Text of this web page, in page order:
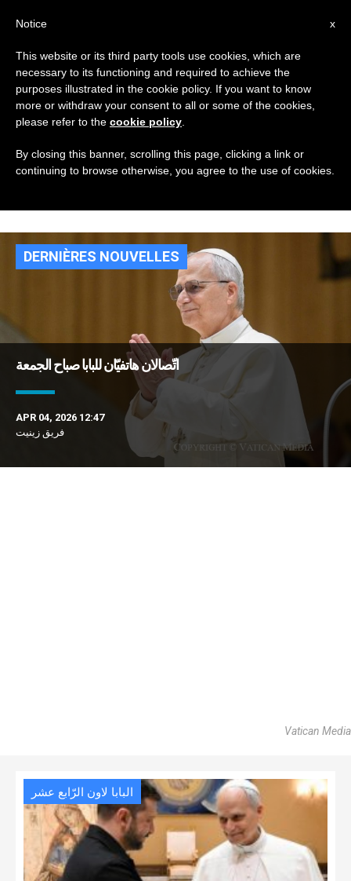
TAG
Posts Tagged ‘الرئيس
الأوكراني فولوديمير
زلنسكي’
DERNIÈRES NOUVELLES
اتّصالان هاتفيّان للبابا صباح الجمعة
APR 04, 2026 12:47
فريق زينيت
Vatican Media
البابا لاون الرّابع عشر
x
Notice
This website or its third party tools use cookies, which are
necessary to its functioning and required to achieve the
purposes illustrated in the cookie policy. If you want to know
more or withdraw your consent to all or some of the cookies,
please refer to the cookie policy
By closing this banner, scrolling this page, clicking a link or
continuing to browse otherwise, you agree to the use of cookies.